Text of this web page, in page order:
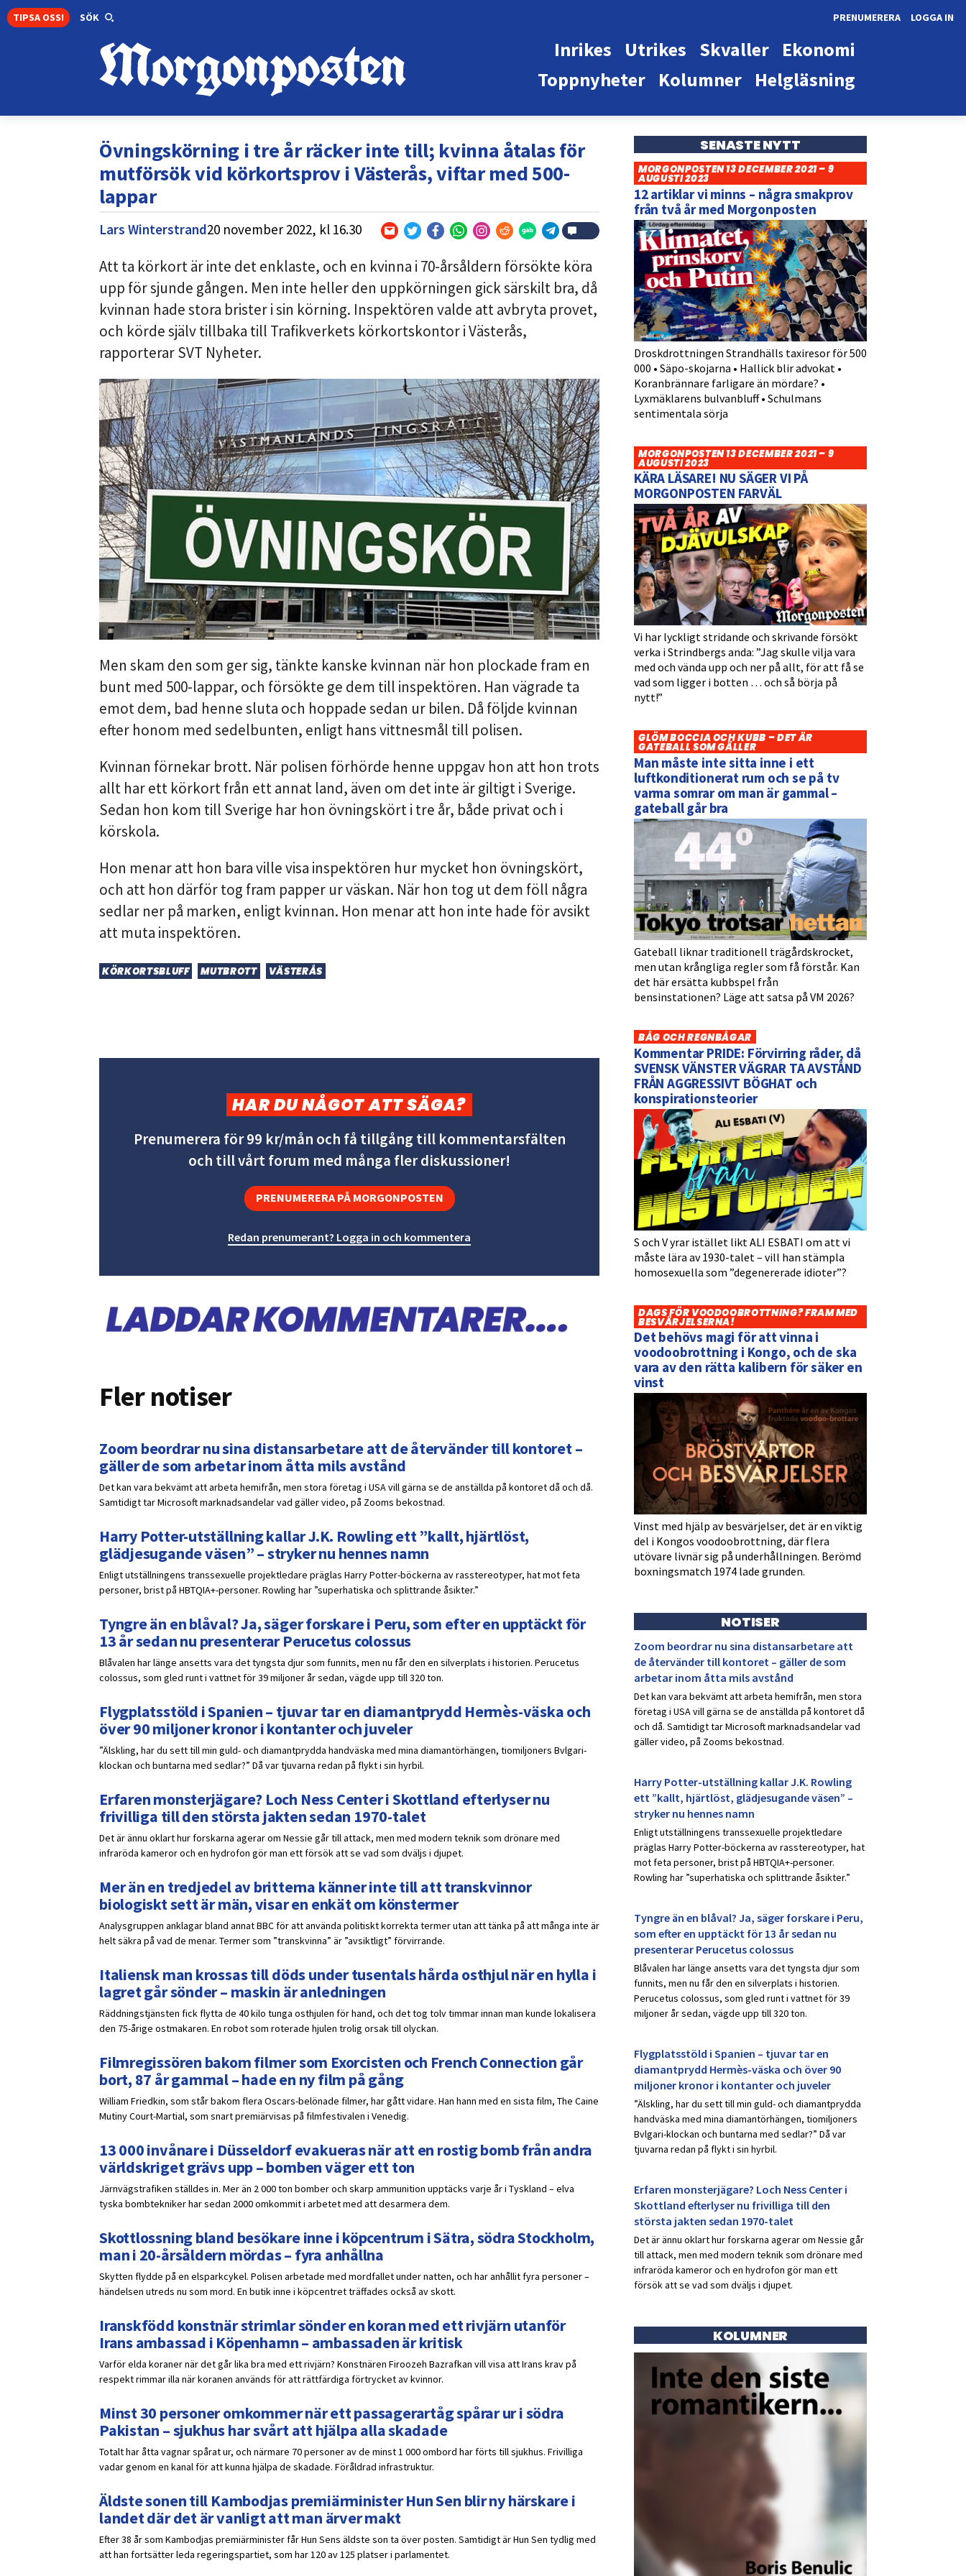
TIPSA OSS! SÖK LOGGA IN
PRENUMERERA
Ekonomi
Skvaller
Utrikes
Inrikes
Helgläsning
Kolumner
Toppnyheter
Övningskörning i tre år räcker inte till; kvinna åtalas för
mutförsök vid körkortsprov i Västerås, viftar med 500-
lappar
Lars Winterstrand20 november 2022, kl 16.30
Att ta körkort är inte det enklaste, och en kvinna i 70-årsåldern försökte köra
upp för sjunde gången. Men inte heller den uppkörningen gick särskilt bra, då
kvinnan hade stora brister i sin körning. Inspektören valde att avbryta provet,
och körde själv tillbaka till Trafikverkets körkortskontor i Västerås,
rapporterar SVT Nyheter.
Men skam den som ger sig, tänkte kanske kvinnan när hon plockade fram en
bunt med 500-lappar, och försökte ge dem till inspektören. Han vägrade ta
emot dem, bad henne sluta och hoppade sedan ur bilen. Då följde kvinnan
efter honom med sedelbunten, enligt hans vittnesmål till polisen.
Kvinnan förnekar brott. När polisen förhörde henne uppgav hon att hon trots
allt har ett körkort från ett annat land, även om det inte är giltigt i Sverige.
Sedan hon kom till Sverige har hon övningskört i tre år, både privat och i
körskola.
Hon menar att hon bara ville visa inspektören hur mycket hon övningskört,
och att hon därför tog fram papper ur väskan. När hon tog ut dem föll några
sedlar ner på marken, enligt kvinnan. Hon menar att hon inte hade för avsikt
att muta inspektören.
KÖRKORTSBLUFF MUTBROTT VÄSTERÅS
HAR DU NÅGOT ATT SÄGA?
Prenumerera för 99 kr/mån och få tillgång till kommentarsfälten
och till vårt forum med många fler diskussioner!
PRENUMERERA PÅ MORGONPOSTEN
Redan prenumerant? Logga in och kommentera
Fler notiser
Zoom beordrar nu sina distansarbetare att de återvänder till kontoret –
gäller de som arbetar inom åtta mils avstånd
Det kan vara bekvämt att arbeta hemifrån, men stora företag i USA vill gärna se de anställda på kontoret då och då.
Samtidigt tar Microsoft marknadsandelar vad gäller video, på Zooms bekostnad.
Harry Potter-utställning kallar J.K. Rowling ett ”kallt, hjärtlöst,
glädjesugande väsen” – stryker nu hennes namn
Enligt utställningens transsexuelle projektledare präglas Harry Potter-böckerna av rasstereotyper, hat mot feta
personer, brist på HBTQIA+-personer. Rowling har ”superhatiska och splittrande åsikter.”
Tyngre än en blåval? Ja, säger forskare i Peru, som efter en upptäckt för
13 år sedan nu presenterar Perucetus colossus
Blåvalen har länge ansetts vara det tyngsta djur som funnits, men nu får den en silverplats i historien. Perucetus
colossus, som gled runt i vattnet för 39 miljoner år sedan, vägde upp till 320 ton.
Flygplatsstöld i Spanien – tjuvar tar en diamantprydd Hermès-väska och
över 90 miljoner kronor i kontanter och juveler
”Älskling, har du sett till min guld- och diamantprydda handväska med mina diamantörhängen, tiomiljoners Bvlgari-
klockan och buntarna med sedlar?” Då var tjuvarna redan på flykt i sin hyrbil.
Erfaren monsterjägare? Loch Ness Center i Skottland efterlyser nu
frivilliga till den största jakten sedan 1970-talet
Det är ännu oklart hur forskarna agerar om Nessie går till attack, men med modern teknik som drönare med
infraröda kameror och en hydrofon gör man ett försök att se vad som dväljs i djupet.
Mer än en tredjedel av britterna känner inte till att transkvinnor
biologiskt sett är män, visar en enkät om könstermer
Analysgruppen anklagar bland annat BBC för att använda politiskt korrekta termer utan att tänka på att många inte är
helt säkra på vad de menar. Termer som ”transkvinna” är ”avsiktligt” förvirrande.
Italiensk man krossas till döds under tusentals hårda osthjul när en hylla i
lagret går sönder – maskin är anledningen
Räddningstjänsten fick flytta de 40 kilo tunga osthjulen för hand, och det tog tolv timmar innan man kunde lokalisera
den 75-årige ostmakaren. En robot som roterade hjulen trolig orsak till olyckan.
Filmregissören bakom filmer som Exorcisten och French Connection går
bort, 87 år gammal – hade en ny film på gång
William Friedkin, som står bakom flera Oscars-belönade filmer, har gått vidare. Han hann med en sista film, The Caine
Mutiny Court-Martial, som snart premiärvisas på filmfestivalen i Venedig.
13 000 invånare i Düsseldorf evakueras när att en rostig bomb från andra
världskriget grävs upp – bomben väger ett ton
Järnvägstrafiken ställdes in. Mer än 2 000 ton bomber och skarp ammunition upptäcks varje år i Tyskland – elva
tyska bombtekniker har sedan 2000 omkommit i arbetet med att desarmera dem.
Skottlossning bland besökare inne i köpcentrum i Sätra, södra Stockholm,
man i 20-årsåldern mördas – fyra anhållna
Skytten flydde på en elsparkcykel. Polisen arbetade med mordfallet under natten, och har anhållit fyra personer –
händelsen utreds nu som mord. En butik inne i köpcentret träffades också av skott.
Iranskfödd konstnär strimlar sönder en koran med ett rivjärn utanför
Irans ambassad i Köpenhamn – ambassaden är kritisk
Varför elda koraner när det går lika bra med ett rivjärn? Konstnären Firoozeh Bazrafkan vill visa att Irans krav på
respekt rimmar illa när koranen används för att rättfärdiga förtrycket av kvinnor.
Minst 30 personer omkommer när ett passagerartåg spårar ur i södra
Pakistan – sjukhus har svårt att hjälpa alla skadade
Totalt har åtta vagnar spårat ur, och närmare 70 personer av de minst 1 000 ombord har förts till sjukhus. Frivilliga
vadar genom en kanal för att kunna hjälpa de skadade. Föråldrad infrastruktur.
Äldste sonen till Kambodjas premiärminister Hun Sen blir ny härskare i
landet där det är vanligt att man ärver makt
Efter 38 år som Kambodjas premiärminister får Hun Sens äldste son ta över posten. Samtidigt är Hun Sen tydlig med
att han fortsätter leda regeringspartiet, som har 120 av 125 platser i parlamentet.
SENASTE NYTT
MORGONPOSTEN 13 DECEMBER 2021 – 9
AUGUSTI 2023
12 artiklar vi minns – några smakprov
från två år med Morgonposten
Droskdrottningen Strandhälls taxiresor för 500
000 • Säpo-skojarna • Hallick blir advokat •
Koranbrännare farligare än mördare? •
Lyxmäklarens bulvanbluff • Schulmans
sentimentala sörja
MORGONPOSTEN 13 DECEMBER 2021 – 9
AUGUSTI 2023
KÄRA LÄSARE! NU SÄGER VI PÅ
MORGONPOSTEN FARVÄL
Vi har lyckligt stridande och skrivande försökt
verka i Strindbergs anda: ”Jag skulle vilja vara
med och vända upp och ner på allt, för att få se
vad som ligger i botten … och så börja på
nytt!”
GLÖM BOCCIA OCH KUBB – DET ÄR
GATEBALL SOM GÄLLER
Man måste inte sitta inne i ett
luftkonditionerat rum och se på tv
varma somrar om man är gammal –
gateball går bra
Gateball liknar traditionell trägårdskrocket,
men utan krångliga regler som få förstår. Kan
det här ersätta kubbspel från
bensinstationen? Läge att satsa på VM 2026?
BÅG OCH REGNBÅGAR
Kommentar PRIDE: Förvirring råder, då
SVENSK VÄNSTER VÄGRAR TA AVSTÅND
FRÅN AGGRESSIVT BÖGHAT och
konspirationsteorier
S och V yrar istället likt ALI ESBATI om att vi
måste lära av 1930-talet – vill han stämpla
homosexuella som ”degenererade idioter”?
DAGS FÖR VOODOOBROTTNING? FRAM MED
BESVÄRJELSERNA!
Det behövs magi för att vinna i
voodoobrottning i Kongo, och de ska
vara av den rätta kalibern för säker en
vinst
Vinst med hjälp av besvärjelser, det är en viktig
del i Kongos voodoobrottning, där flera
utövare livnär sig på underhållningen. Berömd
boxningsmatch 1974 lade grunden.
NOTISER
Zoom beordrar nu sina distansarbetare att
de återvänder till kontoret – gäller de som
arbetar inom åtta mils avstånd
Det kan vara bekvämt att arbeta hemifrån, men stora
företag i USA vill gärna se de anställda på kontoret då
och då. Samtidigt tar Microsoft marknadsandelar vad
gäller video, på Zooms bekostnad.
Harry Potter-utställning kallar J.K. Rowling
ett ”kallt, hjärtlöst, glädjesugande väsen” –
stryker nu hennes namn
Enligt utställningens transsexuelle projektledare
präglas Harry Potter-böckerna av rasstereotyper, hat
mot feta personer, brist på HBTQIA+-personer.
Rowling har ”superhatiska och splittrande åsikter.”
Tyngre än en blåval? Ja, säger forskare i Peru,
som efter en upptäckt för 13 år sedan nu
presenterar Perucetus colossus
Blåvalen har länge ansetts vara det tyngsta djur som
funnits, men nu får den en silverplats i historien.
Perucetus colossus, som gled runt i vattnet för 39
miljoner år sedan, vägde upp till 320 ton.
Flygplatsstöld i Spanien – tjuvar tar en
diamantprydd Hermès-väska och över 90
miljoner kronor i kontanter och juveler
”Älskling, har du sett till min guld- och diamantprydda
handväska med mina diamantörhängen, tiomiljoners
Bvlgari-klockan och buntarna med sedlar?” Då var
tjuvarna redan på flykt i sin hyrbil.
Erfaren monsterjägare? Loch Ness Center i
Skottland efterlyser nu frivilliga till den
största jakten sedan 1970-talet
Det är ännu oklart hur forskarna agerar om Nessie går
till attack, men med modern teknik som drönare med
infraröda kameror och en hydrofon gör man ett
försök att se vad som dväljs i djupet.
KOLUMNER